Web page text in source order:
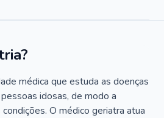
médica que estuda as doenças
idosas, de modo a
O médico geriatra atua